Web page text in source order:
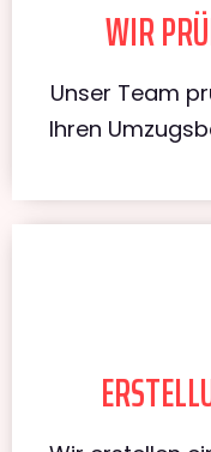
WIR
Unser Team
Ihren